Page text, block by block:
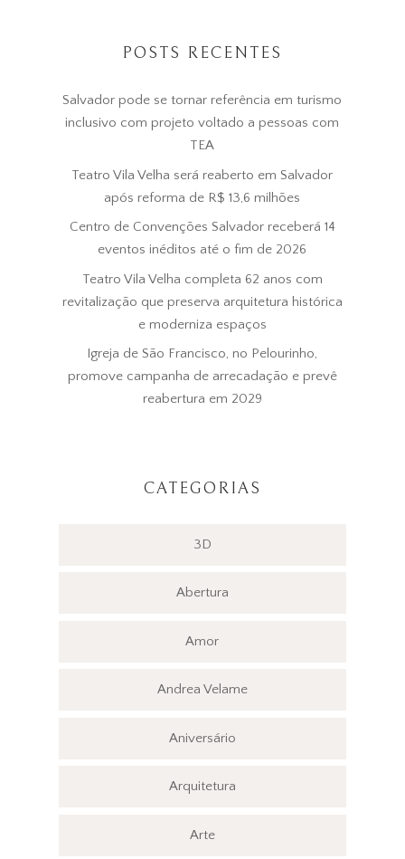
POSTS RECENTES
Salvador pode se tornar referência em turismo
inclusivo com projeto voltado a pessoas com
TEA
Teatro Vila Velha será reaberto em Salvador
após reforma de R$ 13,6 milhões
Centro de Convenções Salvador receberá 14
eventos inéditos até o fim de 2026
Teatro Vila Velha completa 62 anos com
revitalização que preserva arquitetura histórica
e moderniza espaços
Igreja de São Francisco, no Pelourinho,
promove campanha de arrecadação e prevê
reabertura em 2029
CATEGORIAS
3D
Abertura
Amor
Andrea Velame
Aniversário
Arquitetura
Arte